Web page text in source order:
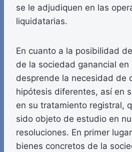
se le adjudiquen en las
liquidatarias.
En cuanto a la posibilidad
de la sociedad ganancial en
desprende la necesidad de
hipótesis diferentes, así en
en su tratamiento registral,
sido objeto de estudio en
resoluciones. En primer
bienes concretos de la